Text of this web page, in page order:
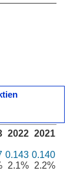
2022
0.143
2.1%
2021
0.140
2.2%